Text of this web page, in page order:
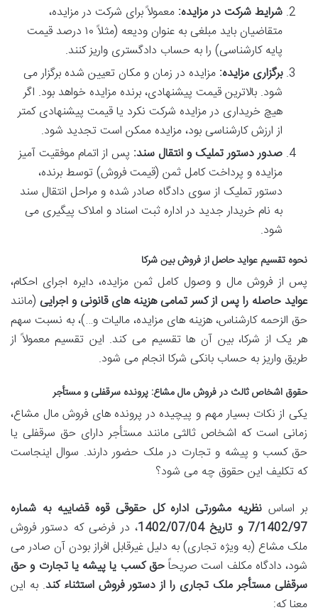
شرایط شرکت در مزایده: معمولاً برای شرکت در مزایده،
متقاضیان باید مبلغی به عنوان ودیعه (مثلاً ۱۰ درصد قیمت
پایه کارشناسی) را به حساب دادگستری واریز کنند.
برگزاری مزایده: مزایده در زمان و مکان تعیین شده برگزار می
شود. بالاترین قیمت پیشنهادی، برنده مزایده خواهد بود. اگر
هیچ خریداری در مزایده شرکت نکرد یا قیمت پیشنهادی کمتر
از ارزش کارشناسی بود، مزایده ممکن است تجدید شود.
صدور دستور تملیک و انتقال سند: پس از اتمام موفقیت آمیز
مزایده و پرداخت کامل ثمن (قیمت فروش) توسط برنده،
دستور تملیک از سوی دادگاه صادر شده و مراحل انتقال سند
به نام خریدار جدید در اداره ثبت اسناد و املاک پیگیری می
شود.
نحوه تقسیم عواید حاصل از فروش بین شرکا
پس از فروش مال و وصول کامل ثمن مزایده، دایره اجرای احکام،
عواید حاصله را پس از کسر تمامی هزینه های قانونی و اجرایی (مانند
حق الزحمه کارشناس، هزینه های مزایده، مالیات و…)، به نسبت سهم
هر یک از شرکا، بین آن ها تقسیم می کند. این تقسیم معمولاً از
طریق واریز به حساب بانکی شرکا انجام می شود.
حقوق اشخاص ثالث در فروش مال مشاع: پرونده سرقفلی و مستأجر
یکی از نکات بسیار مهم و پیچیده در پرونده های فروش مال مشاع،
زمانی است که اشخاص ثالثی مانند مستأجر دارای حق سرقفلی یا
حق کسب و پیشه و تجارت در ملک حضور دارند. سوال اینجاست
که تکلیف این حقوق چه می شود؟
بر اساس نظریه مشورتی اداره کل حقوقی قوه قضاییه به شماره
7/1402/97 و تاریخ 1402/07/04
، در فرضی که دستور فروش
ملک مشاع (به ویژه تجاری) به دلیل غیرقابل افراز بودن آن صادر می
شود، دادگاه مکلف است صریحاًحق کسب یا پیشه یا تجارت و حق
سرقفلی مستأجر ملک تجاری را از دستور فروش استثناء کند. به این
معنا که: